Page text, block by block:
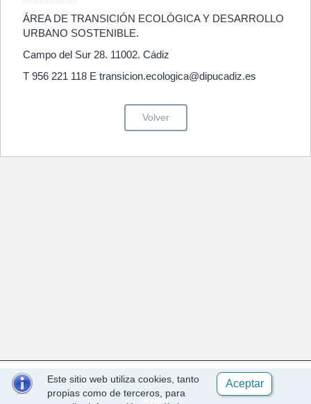
ÁREA DE TRANSICIÓN ECOLÓGICA Y DESARROLLO
URBANO SOSTENIBLE.
Campo del Sur 28. 11002. Cádiz
T 956 221 118 E transicion.ecologica@dipucadiz.es
Volver
Aceptar
Este sitio web utiliza cookies, tanto
propias como de terceros, para
Ayuda